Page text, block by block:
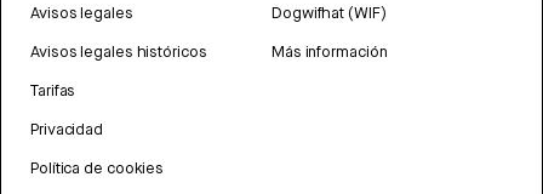
Avisos legales
Avisos legales históricos
Tarifas
Privacidad
Política de cookies
Dogwifhat (WIF)
Más información